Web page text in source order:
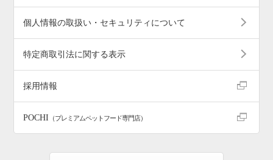
個人情報の取扱い・セキュリティについて
特定商取引法に関する表示
採用情報
POCHI （プレミアムペットフード専門店）